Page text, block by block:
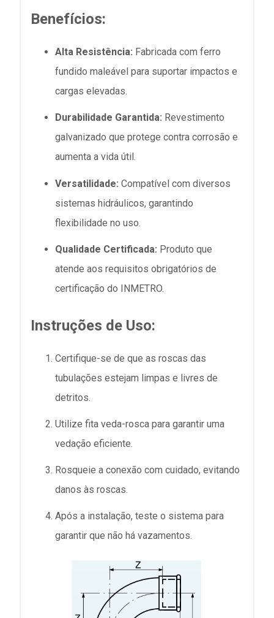
Benefícios:
Alta Resistência: Fabricada com ferro
fundido maleável para suportar impactos e
cargas elevadas.
Durabilidade Garantida: Revestimento
galvanizado que protege contra corrosão e
aumenta a vida útil.
Versatilidade: Compatível com diversos
sistemas hidráulicos, garantindo
flexibilidade no uso.
Qualidade Certificada: Produto que
atende aos requisitos obrigatórios de
certificação do INMETRO.
Instruções de Uso:
Certifique-se de que as roscas das
tubulações estejam limpas e livres de
detritos.
Utilize fita veda-rosca para garantir uma
vedação eficiente.
Rosqueie a conexão com cuidado, evitando
danos às roscas.
Após a instalação, teste o sistema para
garantir que não há vazamentos.